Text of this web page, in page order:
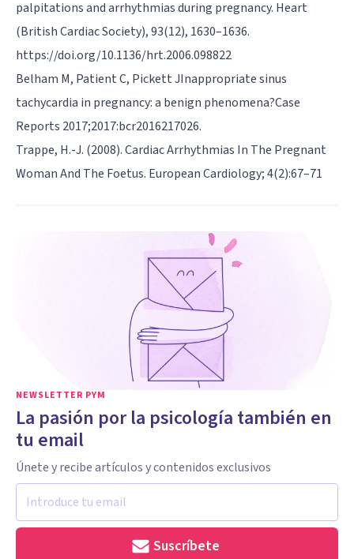
palpitations and arrhythmias during pregnancy. Heart
(British Cardiac Society), 93(12), 1630–1636.
https://doi.org/10.1136/hrt.2006.098822
Belham M, Patient C, Pickett JInappropriate sinus
tachycardia in pregnancy: a benign phenomena?Case
Reports 2017;2017:bcr2016217026.
Trappe, H.-J. (2008). Cardiac Arrhythmias In The Pregnant
Woman And The Foetus. European Cardiology; 4(2):67–71
NEWSLETTER PYM
La pasión por la psicología también en
tu email
Únete y recibe artículos y contenidos exclusivos
Suscríbete